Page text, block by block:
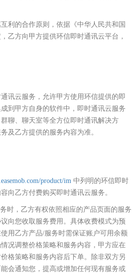
利的合作原则，依据《中华人民共和国
乙方向甲方提供环信即时通讯云平台，
讯云服务，允许甲方使用环信提供的即
到甲方自身的软件中，即时通讯云服务
聊、聊天室等全方位即时通讯解决方
及乙方提供的服务内容为准。
product/im 中列明的环信即时
向乙方付费购买即时通讯云服务。
时，乙方有权依照相应的产品页面的服务
向您收取服务费用。具体收费模式为预
用乙方产品/服务时需保证账户可用余额
况调整价格策略和服务内容，甲方应在
格策略和服务内容后下单。除非双方另
会通知您，提高或增加任何现有服务或